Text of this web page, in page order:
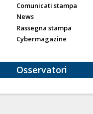
Comunicati stampa
News
Rassegna stampa
Cybermagazine
Osservatori